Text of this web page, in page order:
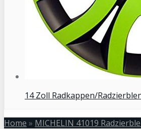
14 Zoll Radkappen/
Home » MICHELIN 41019